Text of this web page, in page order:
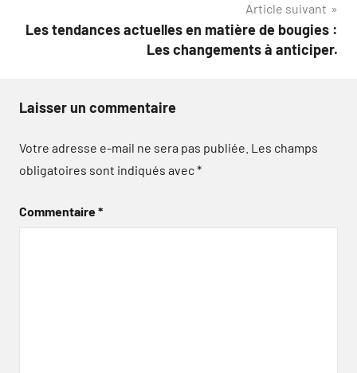
Article suivant
Les tendances actuelles en matière de bougies :
Les changements à anticiper.
Laisser un commentaire
Votre adresse e-mail ne sera pas publiée. Les champs
obligatoires sont indiqués avec*
Commentaire*